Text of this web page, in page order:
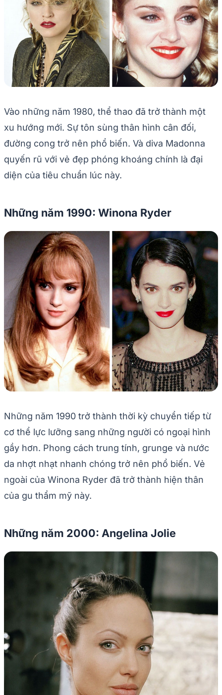
Vào những năm 1980, thể thao đã trở thành một
xu hướng mới. Sự tôn sùng thân hình cân đối,
đường cong trở nên phổ biến. Và diva Madonna
quyến rũ với vẻ đẹp phóng khoáng chính là đại
diện của tiêu chuẩn lúc này.
Những năm 1990: Winona Ryder
Những năm 1990 trở thành thời kỳ chuyển tiếp từ
cơ thể lực lưỡng sang những người có ngoại hình
gầy hơn. Phong cách trung tính, grunge và nước
da nhợt nhạt nhanh chóng trở nên phổ biến. Vẻ
ngoài của Winona Ryder đã trở thành hiện thân
của gu thẩm mỹ này.
Những năm 2000: Angelina Jolie